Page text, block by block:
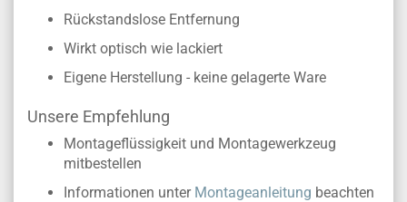
Rückstandslose Entfernung
Wirkt optisch wie lackiert
Eigene Herstellung - keine gelagerte Ware
Unsere Empfehlung
Montageflüssigkeit und Montagewerkzeug
mitbestellen
Informationen unter Montageanleitung beachten